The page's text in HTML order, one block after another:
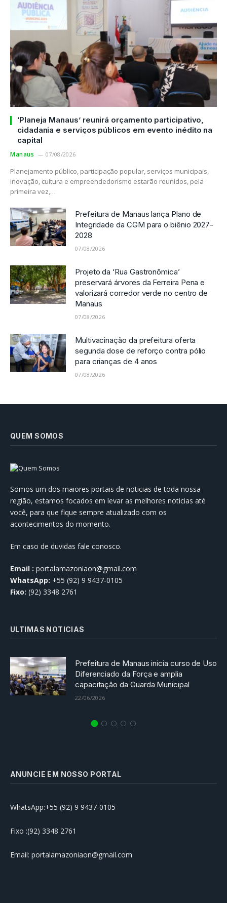
‘Planeja Manaus’ reunirá orçamento participativo,
cidadania e serviços públicos em evento inédito na
capital
Manaus 07/08/2026
Planejamento público, participação popular, serviços municipais,
inovação, cultura e empreendedorismo estarão reunidos, pela
primeira vez,…
Prefeitura de Manaus lança Plano de
Integridade da CGM para o biênio 2027-
2028
07/08/2026
Projeto da ‘Rua Gastronômica’
preservará árvores da Ferreira Pena e
valorizará corredor verde no centro de
Manaus
07/08/2026
Multivacinação da prefeitura oferta
segunda dose de reforço contra pólio
para crianças de 4 anos
07/08/2026
QUEM SOMOS
Somos um dos maiores portais de noticias de toda nossa
região, estamos focados em levar as melhores noticias até
você, para que fique sempre atualizado com os
acontecimentos do momento.
Em caso de duvidas fale conosco.
Email : portalamazoniaon@gmail.com
WhatsApp: +55 (92) 9 9437-0105
Fixo: (92) 3348 2761
ULTIMAS NOTICIAS
Prefeitura de Manaus inicia curso de Uso
Diferenciado da Força e amplia
capacitação da Guarda Municipal
22/06/2026
ANUNCIE EM NOSSO PORTAL
WhatsApp:+55 (92) 9 9437-0105
Fixo :(92) 3348 2761
Email: portalamazoniaon@gmail.com